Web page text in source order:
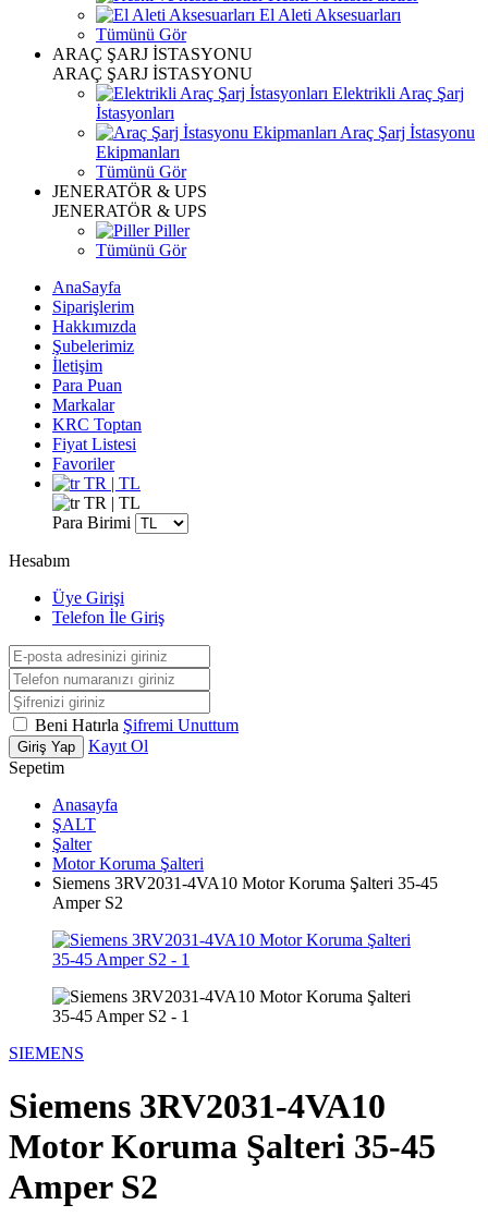
El Aleti Aksesuarları
Tümünü Gör
ARAÇ ŞARJ İSTASYONU
ARAÇ ŞARJ İSTASYONU
Elektrikli Araç Şarj
İstasyonları
Araç Şarj İstasyonu
Ekipmanları
Tümünü Gör
JENERATÖR & UPS
JENERATÖR & UPS
Piller
Tümünü Gör
AnaSayfa
Siparişlerim
Hakkımızda
Şubelerimiz
İletişim
Para Puan
Markalar
KRC Toptan
Fiyat Listesi
Favoriler
TR | TL
TR | TL
Para Birimi
Hesabım
Üye Girişi
Telefon İle Giriş
Beni Hatırla Şifremi Unuttum
Giriş Yap
Kayıt Ol
Sepetim
Anasayfa
ŞALT
Şalter
Motor Koruma Şalteri
Siemens 3RV2031-4VA10 Motor Koruma Şalteri 35-45
Amper S2
SIEMENS
Siemens 3RV2031-4VA10
Motor Koruma Şalteri 35-45
Amper S2